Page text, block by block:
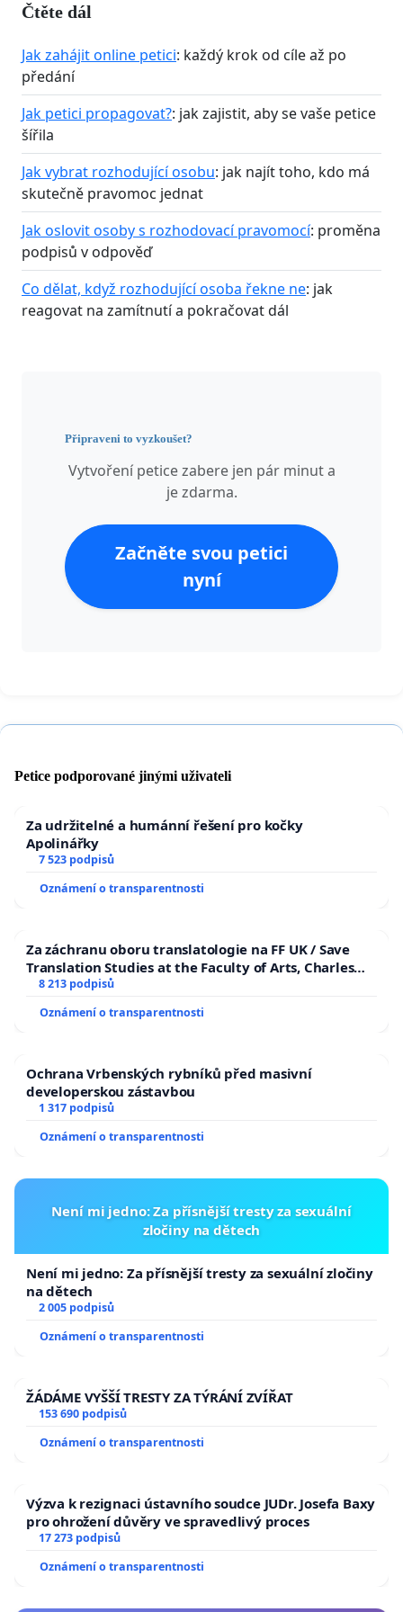
Čtěte dál
Jak zahájit online petici: každý krok od cíle až po
předání
Jak petici propagovat?: jak zajistit, aby se vaše petice
šířila
Jak vybrat rozhodující osobu: jak najít toho, kdo má
skutečně pravomoc jednat
Jak oslovit osoby s rozhodovací pravomocí: proměna
podpisů v odpověď
Co dělat, když rozhodující osoba řekne ne: jak
reagovat na zamítnutí a pokračovat dál
Připraveni to vyzkoušet?
Vytvoření petice zabere jen pár minut a
je zdarma.
Začněte svou petici
nyní
Petice podporované jinými uživateli
Za udržitelné a humánní řešení pro kočky
Apolinářky
7 523 podpisů
Oznámení o transparentnosti
Za záchranu oboru translatologie na FF UK / Save
Translation Studies at the Faculty of Arts, Charles
University
8 213 podpisů
Oznámení o transparentnosti
Ochrana Vrbenských rybníků před masivní
developerskou zástavbou
1 317 podpisů
Oznámení o transparentnosti
Není mi jedno: Za přísnější tresty za sexuální
zločiny na dětech
Není mi jedno: Za přísnější tresty za sexuální zločiny
na dětech
2 005 podpisů
Oznámení o transparentnosti
ŽÁDÁME VYŠŠÍ TRESTY ZA TÝRÁNÍ ZVÍŘAT
153 690 podpisů
Oznámení o transparentnosti
Výzva k rezignaci ústavního soudce JUDr. Josefa Baxy
pro ohrožení důvěry ve spravedlivý proces
17 273 podpisů
Oznámení o transparentnosti